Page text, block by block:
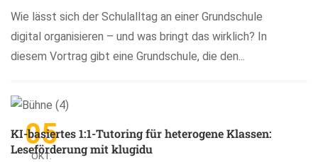
Wie lässt sich der Schulalltag an einer Grundschule
digital organisieren – und was bringt das wirklich? In
diesem Vortrag gibt eine Grundschule, die den...
05
OKT.
KI-basiertes 1:1-Tutoring für heterogene Klassen:
Leseförderung mit klugidu